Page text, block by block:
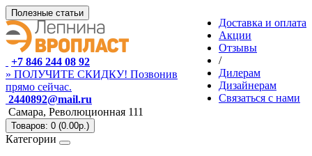
Полезные статьи
Доставка и оплата
Акции
Отзывы
/
Дилерам
Дизайнерам
Связаться с нами
+7 846 244 08 92
» ПОЛУЧИТЕ СКИДКУ! Позвонив
прямо сейчас.
2440892@mail.ru
Самара, Революционная 111
Товаров: 0 (0.00р.)
Категории